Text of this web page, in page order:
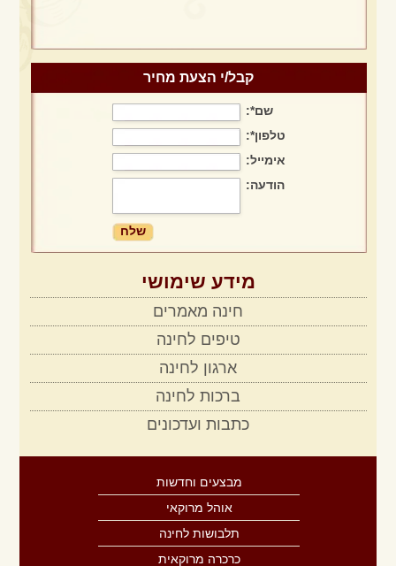
חבילה מושלמת במבצע מיוחד לחודש פברואר בלבד!!!!
קבל/י הצעת מחיר
שם*:
טלפון*:
אימייל:
הודעה:
מידע שימושי
חינה מאמרים
טיפים לחינה
ארגון לחינה
ברכות לחינה
כתבות ועדכונים
מבצעים וחדשות
אוהל מרוקאי
תלבושות לחינה
כרכרה מרוקאית